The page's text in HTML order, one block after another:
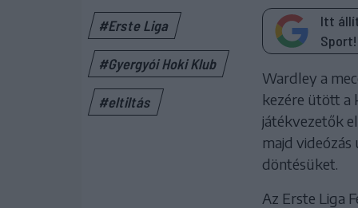
#Erste Liga
#Gyergyói Hoki Klub
#eltiltás
Itt
Sport!
Wardley a
kezére ütött a
játékvezetők
majd
döntésüket.
Az Erste Liga